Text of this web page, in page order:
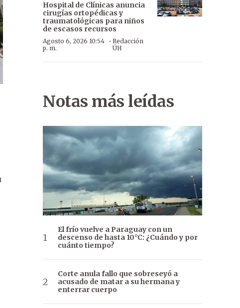
Hospital de Clínicas anuncia
cirugías ortopédicas y
traumatológicas para niños
de escasos recursos
Agosto 6, 2026 10:54
p. m.
· Redacción
ÚH
Notas más leídas
El frío vuelve a Paraguay con un
descenso de hasta 10°C: ¿Cuándo y por
cuánto tiempo?
Corte anula fallo que sobreseyó a
acusado de matar a su hermana y
enterrar cuerpo